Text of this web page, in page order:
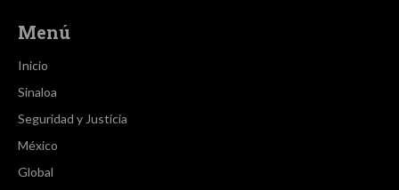
Menú
Inicio
Sinaloa
Seguridad y Justicia
México
Global